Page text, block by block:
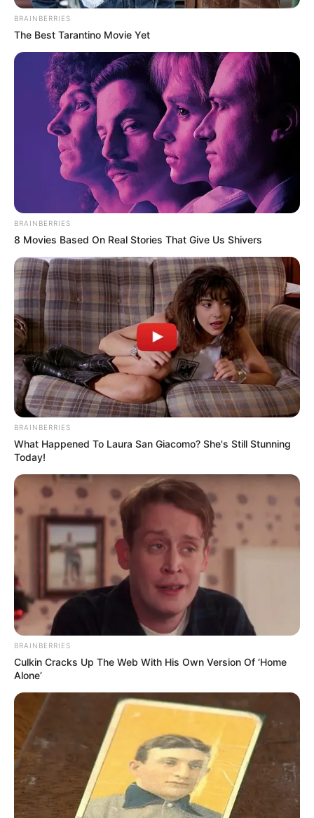
ชอบแปรงฟันเร็วแต่ใช้ยาสีฟันเยอะ
แปรงฟันแบบเร็วๆแต่ป้ายยาสีฟันเต็มปรี่ แสดงว่าเป็น
คนที่ติดไปทางมีนิสัยฟุ่มเฟือย เอาแต่ใจตัวเองพอสมควร
อยากได้อะไรก็จะต้องหาทางเอาให้ได้ เมื่อไม่ได้ดั่งใจก็จะ
ขัดเคืองแสดงออกทางสีหน้าโดยไม่ปิดบัง และยังเป็นคน
ใจร้อน แต่ก็ยอมลงให้คนที่มีเหตุผลกว่า และถ้ารักใคร
ชอบใคร รับรองว่าจะหึงหวงอย่างแน่นอน อีกทั้งรักเกียรติ
รักศักดิ์ศรี โดยเฉพาะในเรื่องเกี่ยวกับคู่ครองหรือ
ขอบคุณข้อมูลจาก Forward Mail
ดูดวง ทายนิสัย ทายนิสัยการแปรงฟัน แปรงฟัน
นักเขียน
อิสฺวาสุ
เชื่อในสิ่งที่เฮ็ด เฮ็ดในสิ่งที่เชื่อ
เนื้อหาที่ได้รับการโปรโมต
Take A Look At Demi Moore's Most Iconic And
Provocative Roles
BRAINBERRIES
The Best Tarantino Movie Yet
BRAINBERRIES
8 Movies Based On Real Stories That Give Us Shivers
BRAINBERRIES
What Happened To Laura San Giacomo? She's Still Stunning
Today!
BRAINBERRIES
Culkin Cracks Up The Web With His Own Version Of ‘Home
Alone’